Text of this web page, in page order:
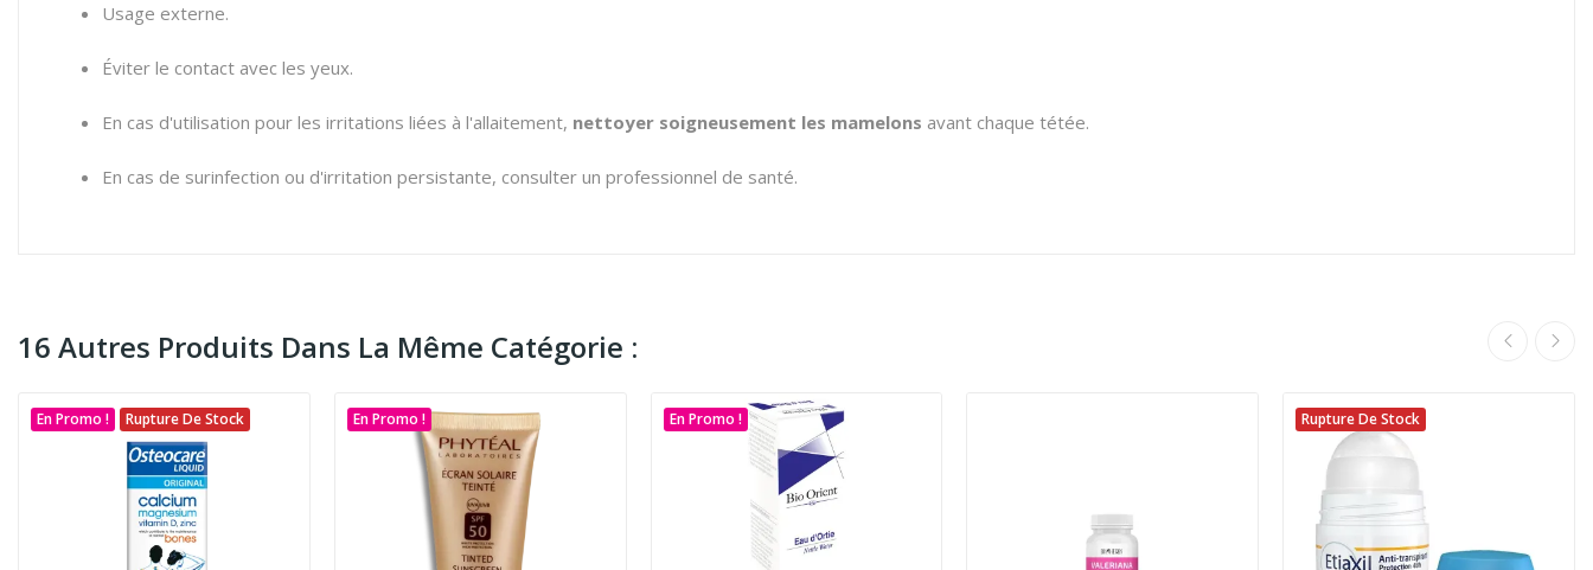
Usage externe.
Éviter le contact avec les yeux.
En cas d'utilisation pour les irritations liées à l'allaitement, nettoyer soigneusement les mamelons avant chaque tétée.
En cas de surinfection ou d'irritation persistante, consulter un professionnel de santé.
16 Autres Produits Dans La Même Catégorie :
En Promo ! Rupture De Stock En Promo ! En Promo ! Rupture De Stock